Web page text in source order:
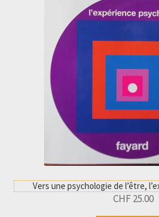
Vers une psychologie de l’être,
CHF 25.00